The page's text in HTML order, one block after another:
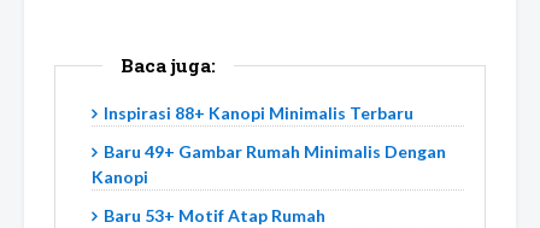
Baca juga:
Inspirasi 88+ Kanopi Minimalis Terbaru
Baru 49+ Gambar Rumah Minimalis Dengan
Kanopi
Baru 53+ Motif Atap Rumah